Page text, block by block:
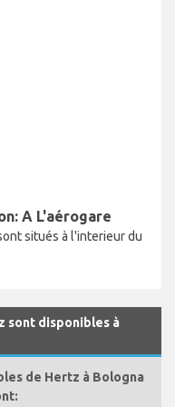
A L'aérogare
situés à l'interieur du
sont disponibles à
de Hertz à Bologna